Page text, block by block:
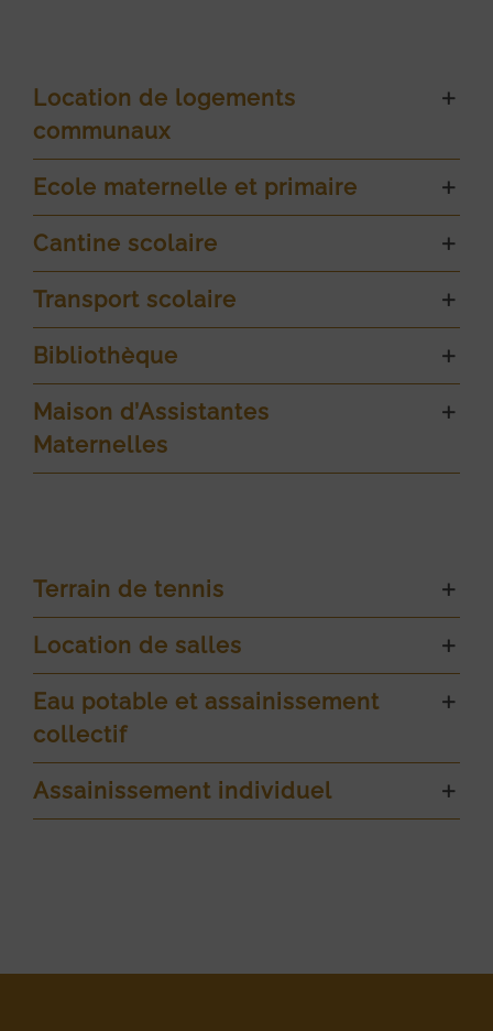
Location de logements
communaux
Ecole maternelle et primaire
Cantine scolaire
Transport scolaire
Bibliothèque
Maison d’Assistantes
Maternelles
Terrain de tennis
Location de salles
Eau potable et assainissement
collectif
Assainissement individuel